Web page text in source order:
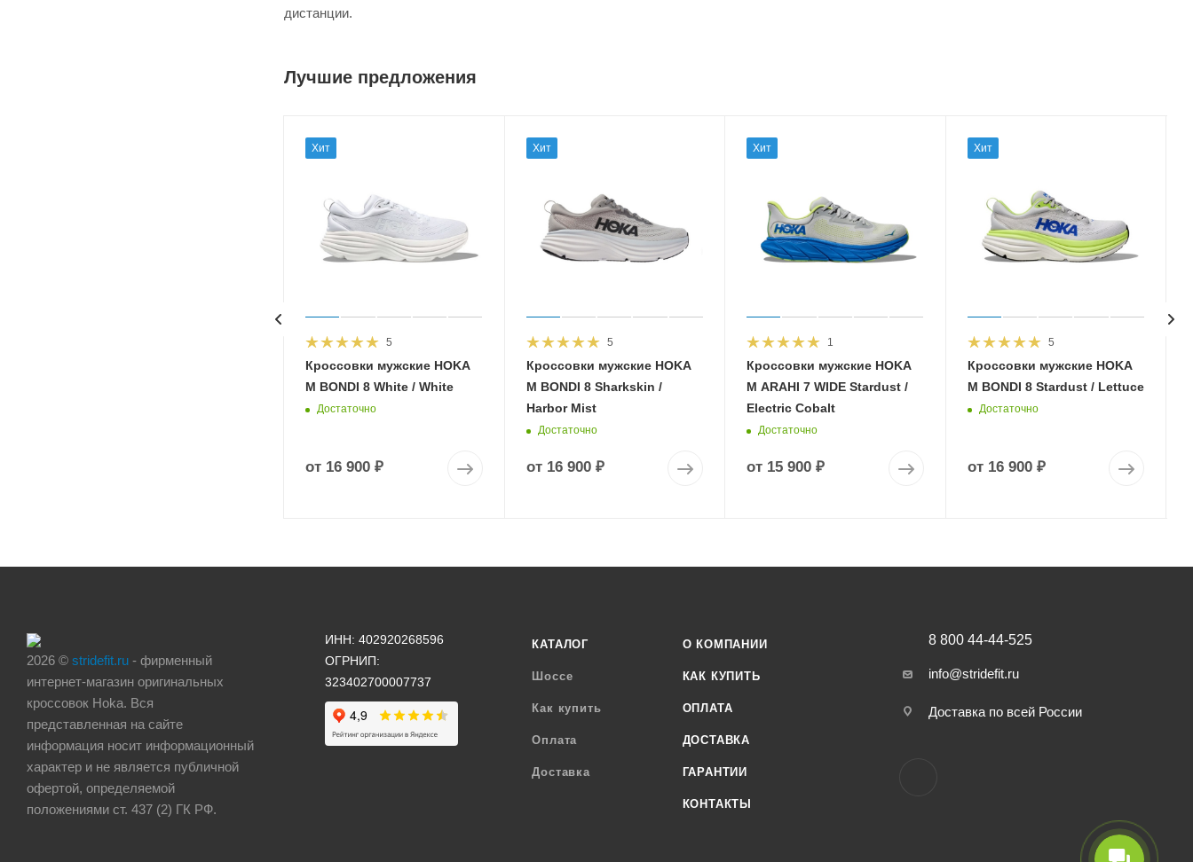
дистанции.
Лучшие предложения
Хит
5
Кроссовки мужские HOKA
M BONDI 8 White / White
Достаточно
от 16 900 ₽
Хит
5
Кроссовки мужские HOKA
M BONDI 8 Sharkskin /
Harbor Mist
Достаточно
от 16 900 ₽
Хит
1
Кроссовки мужские HOKA
M ARAHI 7 WIDE Stardust /
Electric Cobalt
Достаточно
от 15 900 ₽
Хит
5
Кроссовки мужские HOKA
M BONDI 8 Stardust / Lettuce
Достаточно
от 16 900 ₽
2026 © stridefit.ru - фирменный
интернет-магазин оригинальных
кроссовок Hoka. Вся
представленная на сайте
информация носит информационный
характер и не является публичной
офертой, определяемой
положениями ст. 437 (2) ГК РФ.
ИНН: 402920268596
ОГРНИП:
323402700007737
КАТАЛОГ
Шоссе
Как купить
Оплата
Доставка
О КОМПАНИИ
КАК КУПИТЬ
ОПЛАТА
ДОСТАВКА
ГАРАНТИИ
КОНТАКТЫ
8 800 44-44-525
info@stridefit.ru
Доставка по всей России